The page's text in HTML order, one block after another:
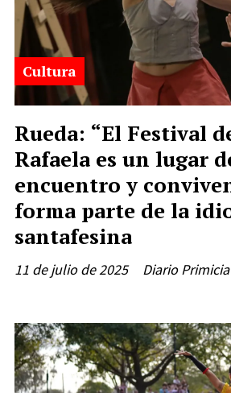
Rueda: “El Festival
Rafaela es un lugar
encuentro y
forma parte de la
santafesina
Diario Primicia
Cultura
11 de julio de 2025